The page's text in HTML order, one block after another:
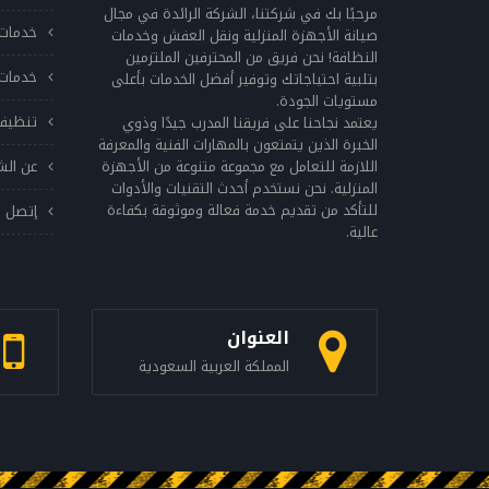
وذلك بالتحقق من الحركة الدورانية للغسالة
والتأكد من عدم وجود أي صوت غير طبيعي، كما
يجب فحص الأجزاء الميكانيكية للتأكد من
سلامتها وتشحيمها بشكلٍ منتظم. 6- الاتصال
بالفني المتخصص: في حال واجهت الغسالة
مشكلة تتعلق بالأداء أو الصيانة، يجب الاتصال بـ
sitename لإجراء الإصلاحات اللازمة وتوفير الصيانة
اللازمة. يجب الاهتمام بالصيانة الدورية للغسالات
بوش للحفاظ على أدائها بشكلٍ مثالي، وينبغي
بفني متخصص في حال وجود أي مشكلة. بذلك،
يمكن الحفاظ على أداء الغسالة بشكلٍ ممتاز
وضمان عمرٍ أطول. رقم صيانة غسالات بوش شركة
بوش تعتبر إحدى الشركات الرائدة في صناعة
ولضمان الحفاظ على أداء الغسالات بشكل صحيح
مرحبًا بك في شركتنا، الشركة الرائدة في مجال
صيانة الأجهزة المنزلية ونقل العفش وخدمات
النظافة! نحن فريق من المحترفين الملتزمين
بتلبية احتياجاتك وتوفير أفضل الخدمات بأعلى
مستويات الجودة.
يعتمد نجاحنا على فريقنا المدرب جيدًا وذوي
الخبرة الذين يتمتعون بالمهارات الفنية والمعرفة
اللازمة للتعامل مع مجموعة متنوعة من الأجهزة
المنزلية. نحن نستخدم أحدث التقنيات والأدوات
للتأكد من تقديم خدمة فعالة وموثوقة بكفاءة
عالية.
عن
إتصل
العنوان
المملكة العربية السعودية